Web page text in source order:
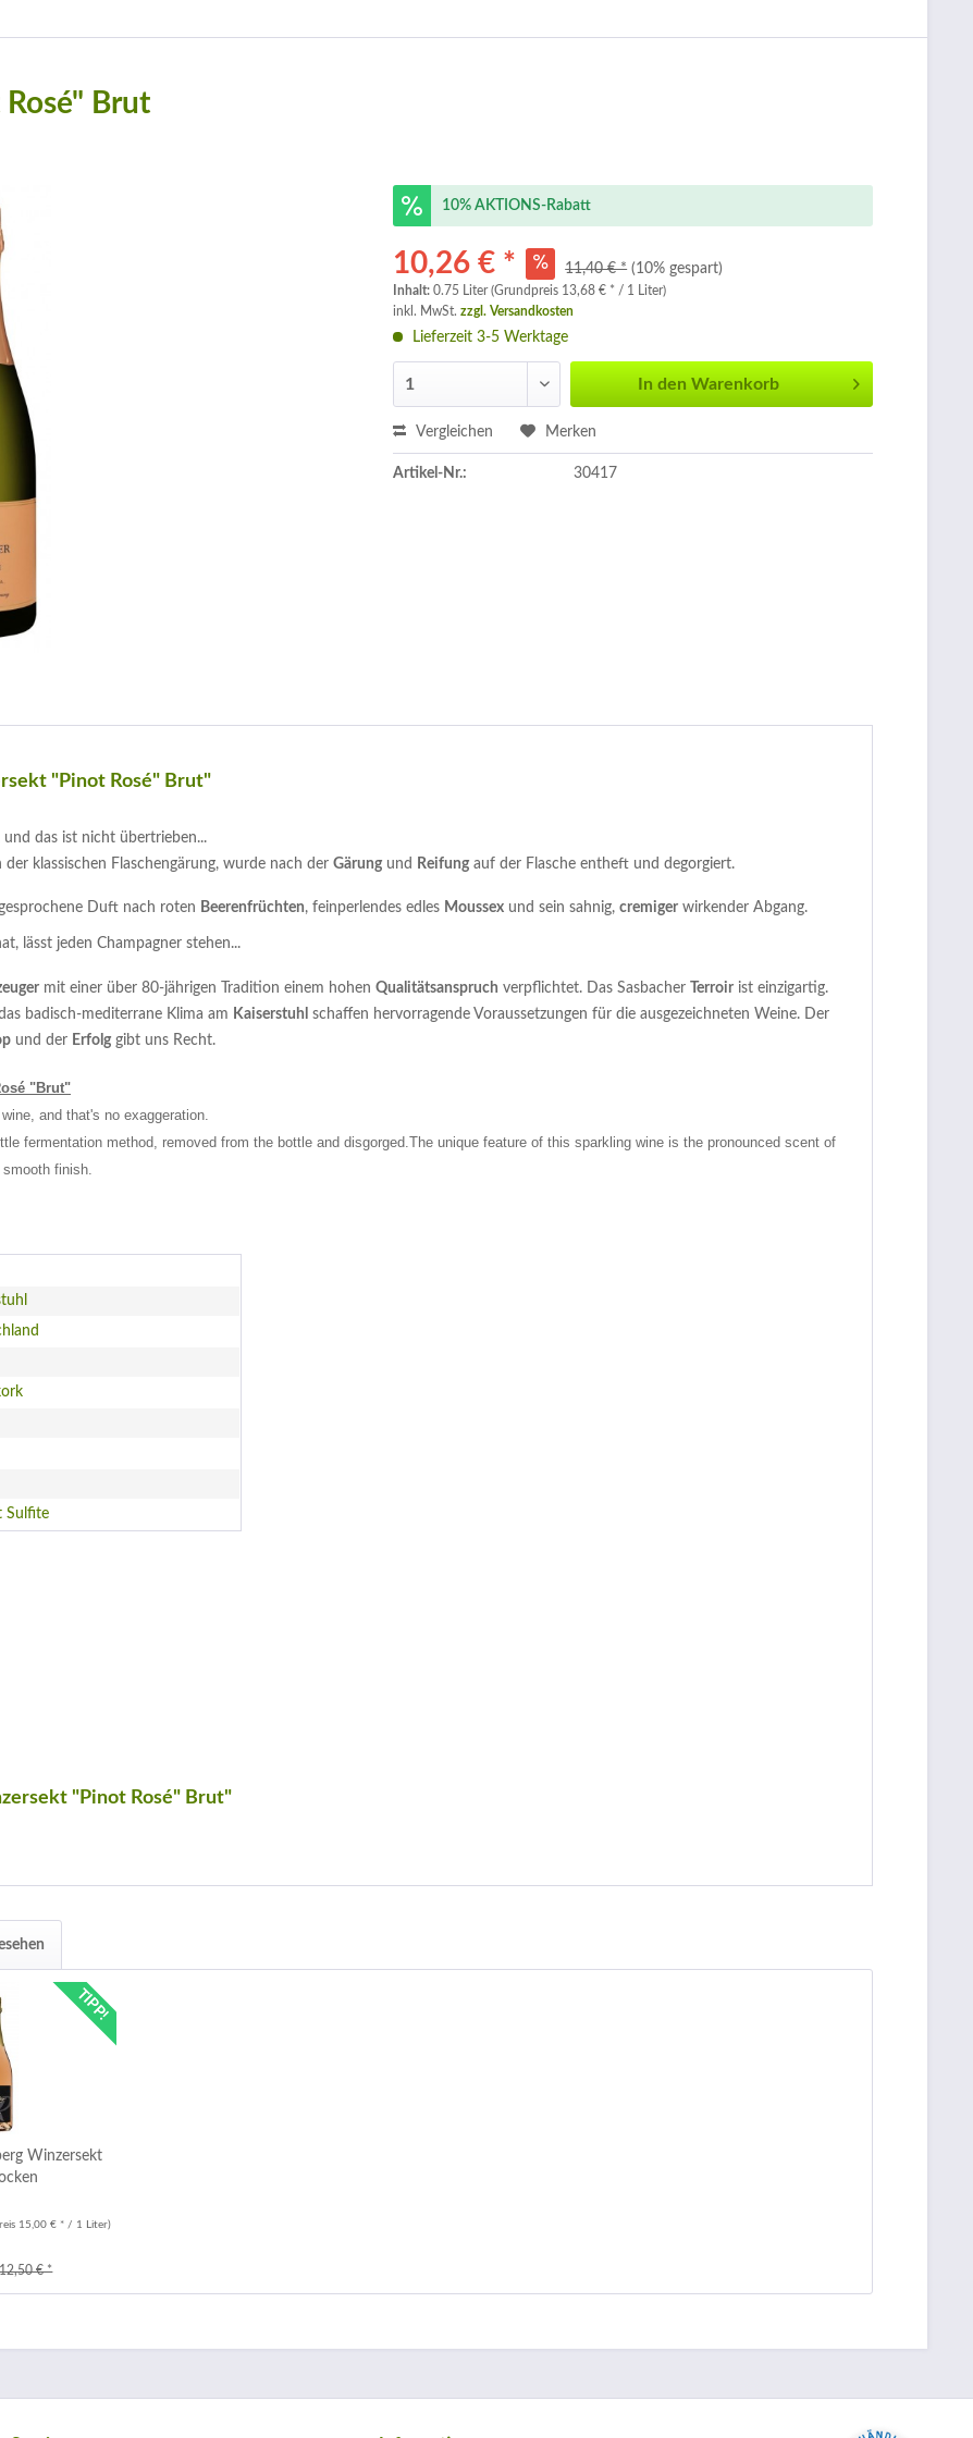
Brut
10% AKTIONS-Rabatt
10,26 € * 11,40 € * (10% gespart)
Inhalt:0.75 Liter (Grundpreis 13,68 € * / 1 Liter)
inkl. MwSt.zzgl. Versandkosten
Lieferzeit 3-5 Werktage
In den Warenkorb
Vergleichen Merken
Artikel-Nr.: 30417
"Pinot Rosé" Brut"
und das ist nicht übertrieben...
der klassischen Flaschengärung, wurde nach der Gärungund Reifungauf der Flasche entheft und degorgiert.
Duft nach roten Beerenfrüchten, feinperlendes edles Moussex und sein sahnig, cremiger wirkender Abgang.
lässt jeden Champagner stehen...
mit einer über 80-jährigen Tradition einem hohen Qualitätsanspruch verpflichtet. Das Sasbacher Terroir ist einzigartig.
badisch-mediterrane Klima am Kaiserstuhl schaffen hervorragende Voraussetzungen für die ausgezeichneten Weine. Der
und der Erfolggibt uns Recht.
"Brut"
and that's no exaggeration.
fermentation method, removed from the bottle and disgorged.The unique feature of this sparkling wine is the pronounced scent of
finish.
Sulfite
"Pinot Rosé" Brut"
TIPP!
Winzersekt
15,00 € * / 1 Liter)
12,50 € *